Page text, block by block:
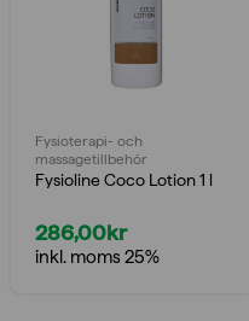
Fysioterapi- och
massagetillbehör
Fysioline Coco Lotion 1 l
286,00kr
inkl. moms 25%